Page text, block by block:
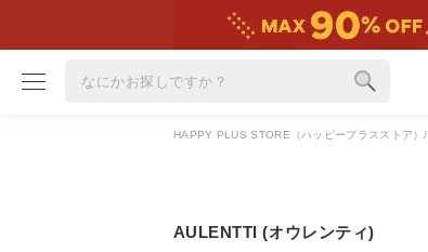
雑誌掲載アイテム
HAPPY PLUS STORE（ハッピープラスストア）
AULENTTI (オウレンティ)